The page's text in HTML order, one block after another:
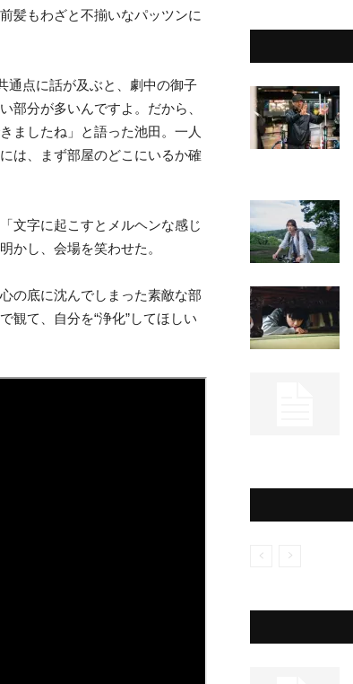
髪もわざと不揃いなパッツンに
通点に話が及ぶと、劇中の御子
部分が多いんですよ。だから、
ましたね」と語った池田。一人
は、まず部屋のどこにいるか確
文字に起こすとメルヘンな感じ
かし、会場を笑わせた。
の底に沈んでしまった素敵な部
観て、自分を“浄化”してほしい